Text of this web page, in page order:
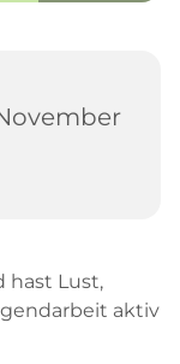
hast Lust,
aktiv